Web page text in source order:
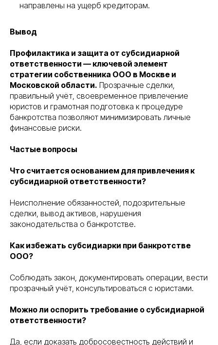
направлены на ущерб кредиторам.
Вывод
Профилактика и защита от субсидиарной
ответственности — ключевой элемент
стратегии собственника ООО в Москве и
Московской области. Прозрачные сделки,
правильный учёт, своевременное привлечение
юристов и грамотная подготовка к процедуре
банкротства позволяют минимизировать личные
финансовые риски.
Частые вопросы
Что считается основанием для привлечения к
субсидиарной ответственности?
Неисполнение обязанностей, подозрительные
сделки, вывод активов, нарушения
законодательства о банкротстве.
Как избежать субсидиарки при банкротстве
ООО?
Соблюдать закон, документировать операции, вести
прозрачный учёт, консультироваться с юристами.
Можно ли оспорить требование о субсидиарной
ответственности?
Да, если доказать добросовестность действий и